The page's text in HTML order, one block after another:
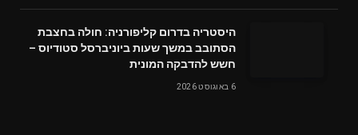
היסטריה בדרום קליפורניה: חולה בחצבת
הסתובב במשך שעות ביוניברסל סטודיוס –
חשש להדבקה המונית
6 באוגוסט 2026